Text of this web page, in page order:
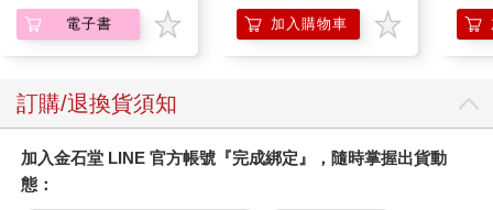
電子書 加入購物車
訂購/退換貨須知
加入金石堂 LINE 官方帳號『完成綁定』，隨時掌握出貨動
態：